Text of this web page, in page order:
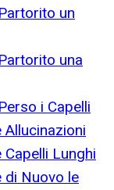
un
una
i Capelli
Lunghi
di Nuovo le